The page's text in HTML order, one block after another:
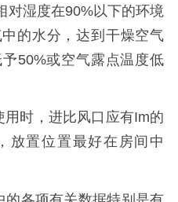
湿度在90%以下的环境
的水分，达到干燥空气
50%或空气露点温度低
时，进比风口应有Im的
放置位置最好在房间中